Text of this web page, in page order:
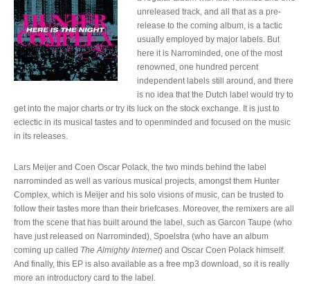
unreleased track, and all that as a pre-
release to the coming album, is a tactic
usually employed by major labels. But
here it is Narrominded, one of the most
renowned, one hundred percent
independent labels still around, and there
is no idea that the Dutch label would try to
get into the major charts or try its luck on the stock exchange. It is just to
eclectic in its musical tastes and to openminded and focused on the music
in its releases.
Lars Meijer and Coen Oscar Polack, the two minds behind the label
narrominded as well as various musical projects, amongst them Hunter
Complex, which is Meijer and his solo visions of music, can be trusted to
follow their tastes more than their briefcases. Moreover, the remixers are all
from the scene that has built around the label, such as Garcon Taupe (who
have just released on Narrominded), Spoelstra (who have an album
coming up called The Almighty Internet) and Oscar Coen Polack himself.
And finally, this EP is also available as a free mp3 download, so it is really
more an introductory card to the label.